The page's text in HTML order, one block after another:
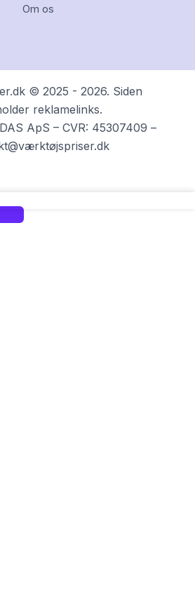
Om os
© 2025 - 2026. Siden
reklamelinks.
ApS – CVR: 45307409 –